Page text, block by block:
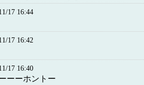
17 16:44
17 16:42
17 16:40
ーーホントー